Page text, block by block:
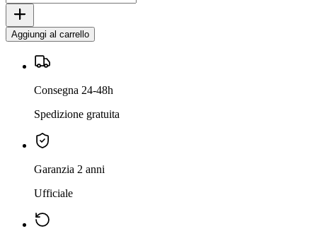
Aggiungi al carrello
Consegna 24-48h
Spedizione gratuita
Garanzia 2 anni
Ufficiale